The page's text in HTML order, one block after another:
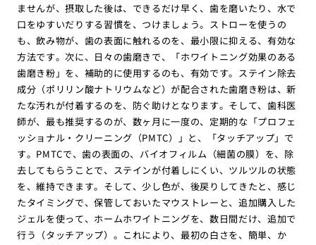
ませんが、摂取した後は、できるだけ早く、歯を磨いたり、水で
口をゆすいだりする習慣を、つけましょう。ストローを使うの
も、飲み物が、歯の表面に触れるのを、最小限に抑える、有効な
方法です。次に、日々の歯磨きで、「ホワイトニング効果のある
歯磨き粉」を、補助的に使用するのも、有効です。ステイン除去
成分（ポリリン酸ナトリウムなど）が配合された歯磨き粉は、新
たな汚れが付着するのを、防ぐ助けとなります。そして、歯科医
師が、最も推奨するのが、数ヶ月に一度の、定期的な「プロフェ
ッショナル・クリーニング（PMTC）」と、「タッチアップ」で
す。PMTCで、歯の表面の、バイオフィルム（細菌の膜）を、除
去してもらうことで、ステインが付着しにくい、ツルツルの状態
を、維持できます。そして、少し色が、後戻りしてきたと、感じ
たタイミングで、保管しておいたマウストレーと、追加購入した
ジェルを使って、ホームホワイトニングを、数日間だけ、追加で
行う（タッチアップ）。これにより、最初の白さを、簡単、か